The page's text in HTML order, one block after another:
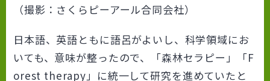
（撮影：さくらピーアール合同会社）
日本語、英語ともに語呂がよいし、科学領域にお
いても、意味が整ったので、「森林セラピー」「F
orest therapy」に統一して研究を進めていたと